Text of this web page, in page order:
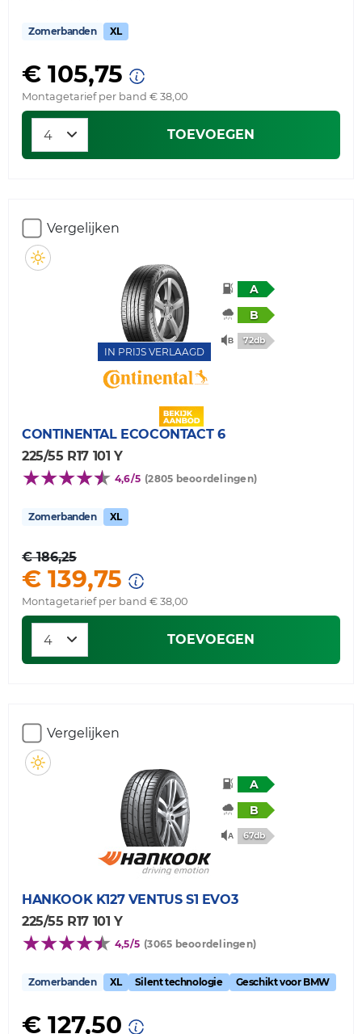
Zomerbanden XL
€ 105,75
Montagetarief per band € 38,00
TOEVOEGEN
Vergelijken
IN PRIJS VERLAAGD
A
B
72db
CONTINENTAL ECOCONTACT 6
225/55 R17 101 Y
4,6/5 (2805 beoordelingen)
Zomerbanden XL
€ 186,25
€ 139,75
Montagetarief per band € 38,00
TOEVOEGEN
Vergelijken
A
B
67db
HANKOOK K127 VENTUS S1 EVO3
225/55 R17 101 Y
4,5/5 (3065 beoordelingen)
Zomerbanden XL Silent technologie Geschikt voor BMW
€ 127,50